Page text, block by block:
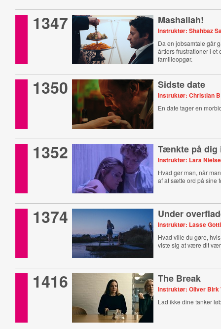
1347 Mashallah!
Instruktør: Shahbaz
Da en jobsamtale går
årtiers frustrationer i et
familieopgør.
1350 Sidste date
Instruktør: Christian
En date tager en
1352 Tænkte på dig
Instruktør: Lara
Hvad gør man, når
af at sætte ord på sine
1374 Under
Instruktør: Lasse
Hvad ville du gøre,
viste sig at være dit
1416 The Break
Instruktør: Oliver Birk
Lad ikke dine tanker